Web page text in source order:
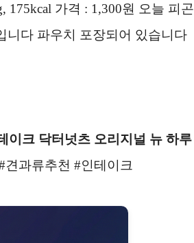
175kcal 가격 : 1,300원 오늘 피곤
다 파우치 포장되어 있습니다
이크 닥터넛츠 오리지널 뉴 하루
과류추천 #인테이크